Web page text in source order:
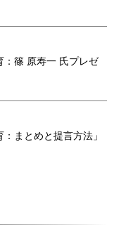
篠 原寿一 氏プレゼ
まとめと提言方法」